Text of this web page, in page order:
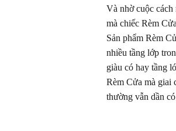
Và nhờ cuộc cách
mà chiếc Rèm
Sản phẩm Rèm
nhiều tầng lớp
giàu có hay tầng
Rèm Cửa mà giai
thường vẫn dần